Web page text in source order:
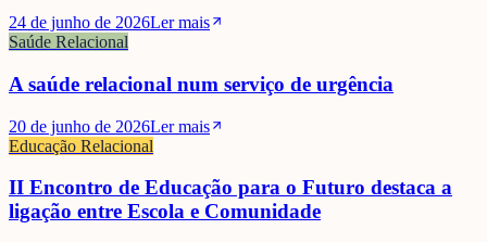
24 de junho de 2026Ler mais
Saúde Relacional
A saúde relacional num serviço de urgência
20 de junho de 2026Ler mais
Educação Relacional
II Encontro de Educação para o Futuro destaca a
ligação entre Escola e Comunidade